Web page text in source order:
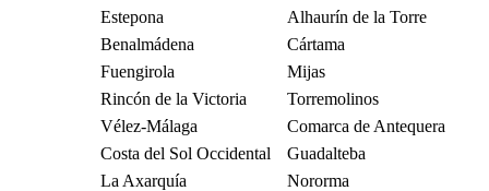
Estepona
Alhaurín de la Torre
Benalmádena
Cártama
Fuengirola
Mijas
Rincón de la Victoria
Torremolinos
Vélez-Málaga
Comarca de Antequera
Costa del Sol Occidental
Guadalteba
La Axarquía
Nororma